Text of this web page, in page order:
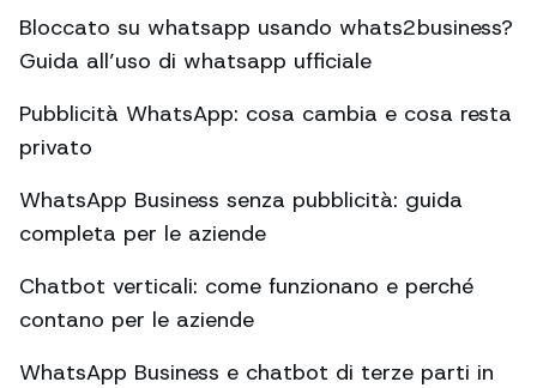
Bloccato su whatsapp usando whats2business?
Guida all’uso di whatsapp ufficiale
Pubblicità WhatsApp: cosa cambia e cosa resta
privato
WhatsApp Business senza pubblicità: guida
completa per le aziende
Chatbot verticali: come funzionano e perché
contano per le aziende
WhatsApp Business e chatbot di terze parti in